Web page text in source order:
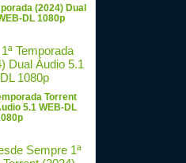
(2024) Dual
DL 1080p
Torrent
5.1 WEB-DL